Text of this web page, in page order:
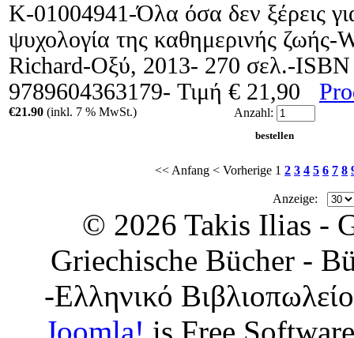
Κ-01004941-Όλα όσα δεν ξέρεις
ψυχολογία της καθημερινής ζωής-
Richard-Οξύ, 2013- 270 σελ.-ISBN
9789604363179- Τιμή € 21,90
€21.90 (inkl. 7 % MwSt.) Anzahl:
<< Anfang < Vorherige 1 2 3 4 5 6 7 8
Anzeige:
© 2026 Takis Ilias -
Griechische Bücher -
-Ελληνικό